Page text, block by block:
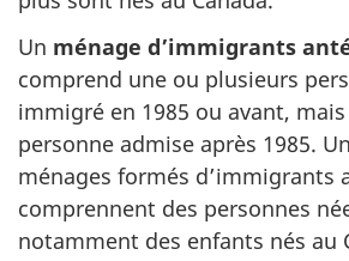
Un ménage d’immigrants
comprend une ou plusieurs
immigré en 1985 ou avant,
personne admise après 1985.
ménages formés d’immigrants
comprennent des personnes
notamment des enfants nés au